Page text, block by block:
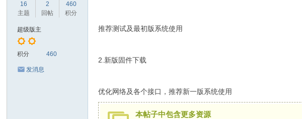
16
主题
2
回帖
460
积分
超级版主
积分 460
发消息
推荐测试及最初版系统使用
2.新版固件下载
优化网络及各个接口，推荐新一版系统使用
本帖子中包含更多资源